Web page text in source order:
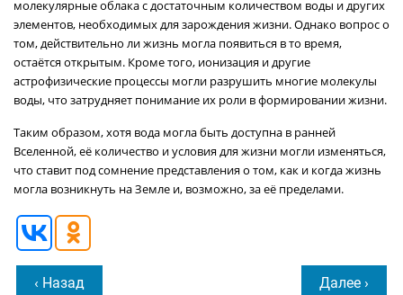
молекулярные облака с достаточным количеством воды и других
элементов, необходимых для зарождения жизни. Однако вопрос о
том, действительно ли жизнь могла появиться в то время,
остаётся открытым. Кроме того, ионизация и другие
астрофизические процессы могли разрушить многие молекулы
воды, что затрудняет понимание их роли в формировании жизни.
Таким образом, хотя вода могла быть доступна в ранней
Вселенной, её количество и условия для жизни могли изменяться,
что ставит под сомнение представления о том, как и когда жизнь
могла возникнуть на Земле и, возможно, за её пределами.
‹ Назад Далее ›